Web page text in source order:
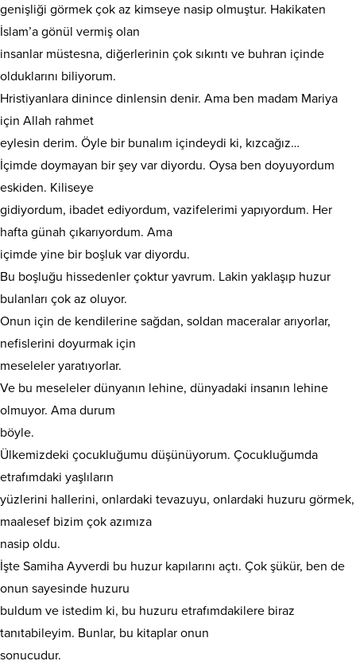
genişliği görmek çok az kimseye nasip olmuştur. Hakikaten
İslam’a gönül vermiş olan
insanlar müstesna, diğerlerinin çok sıkıntı ve buhran içinde
olduklarını biliyorum.
Hristiyanlara dinince dinlensin denir. Ama ben madam Mariya
için Allah rahmet
eylesin derim. Öyle bir bunalım içindeydi ki, kızcağız…
İçimde doymayan bir şey var diyordu. Oysa ben doyuyordum
eskiden. Kiliseye
gidiyordum, ibadet ediyordum, vazifelerimi yapıyordum. Her
hafta günah çıkarıyordum. Ama
içimde yine bir boşluk var diyordu.
Bu boşluğu hissedenler çoktur yavrum. Lakin yaklaşıp huzur
bulanları çok az oluyor.
Onun için de kendilerine sağdan, soldan maceralar arıyorlar,
nefislerini doyurmak için
meseleler yaratıyorlar.
Ve bu meseleler dünyanın lehine, dünyadaki insanın lehine
olmuyor. Ama durum
böyle.
Ülkemizdeki çocukluğumu düşünüyorum. Çocukluğumda
etrafımdaki yaşlıların
yüzlerini hallerini, onlardaki tevazuyu, onlardaki huzuru görmek,
maalesef bizim çok azımıza
nasip oldu.
İşte Samiha Ayverdi bu huzur kapılarını açtı. Çok şükür, ben de
onun sayesinde huzuru
buldum ve istedim ki, bu huzuru etrafımdakilere biraz
tanıtabileyim. Bunlar, bu kitaplar onun
sonucudur.